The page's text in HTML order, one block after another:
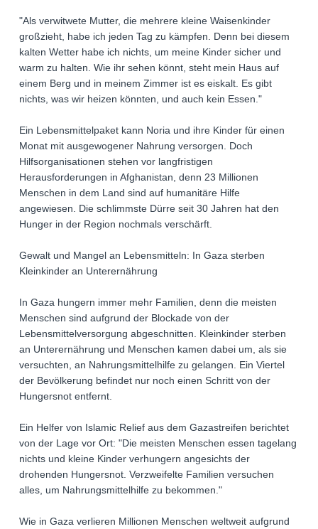
"Als verwitwete Mutter, die mehrere kleine Waisenkinder
großzieht, habe ich jeden Tag zu kämpfen. Denn bei diesem
kalten Wetter habe ich nichts, um meine Kinder sicher und
warm zu halten. Wie ihr sehen könnt, steht mein Haus auf
einem Berg und in meinem Zimmer ist es eiskalt. Es gibt
nichts, was wir heizen könnten, und auch kein Essen."
Ein Lebensmittelpaket kann Noria und ihre Kinder für einen
Monat mit ausgewogener Nahrung versorgen. Doch
Hilfsorganisationen stehen vor langfristigen
Herausforderungen in Afghanistan, denn 23 Millionen
Menschen in dem Land sind auf humanitäre Hilfe
angewiesen. Die schlimmste Dürre seit 30 Jahren hat den
Hunger in der Region nochmals verschärft.
Gewalt und Mangel an Lebensmitteln: In Gaza sterben
Kleinkinder an Unterernährung
In Gaza hungern immer mehr Familien, denn die meisten
Menschen sind aufgrund der Blockade von der
Lebensmittelversorgung abgeschnitten. Kleinkinder sterben
an Unterernährung und Menschen kamen dabei um, als sie
versuchten, an Nahrungsmittelhilfe zu gelangen. Ein Viertel
der Bevölkerung befindet nur noch einen Schritt von der
Hungersnot entfernt.
Ein Helfer von Islamic Relief aus dem Gazastreifen berichtet
von der Lage vor Ort: "Die meisten Menschen essen tagelang
nichts und kleine Kinder verhungern angesichts der
drohenden Hungersnot. Verzweifelte Familien versuchen
alles, um Nahrungsmittelhilfe zu bekommen."
Wie in Gaza verlieren Millionen Menschen weltweit aufgrund